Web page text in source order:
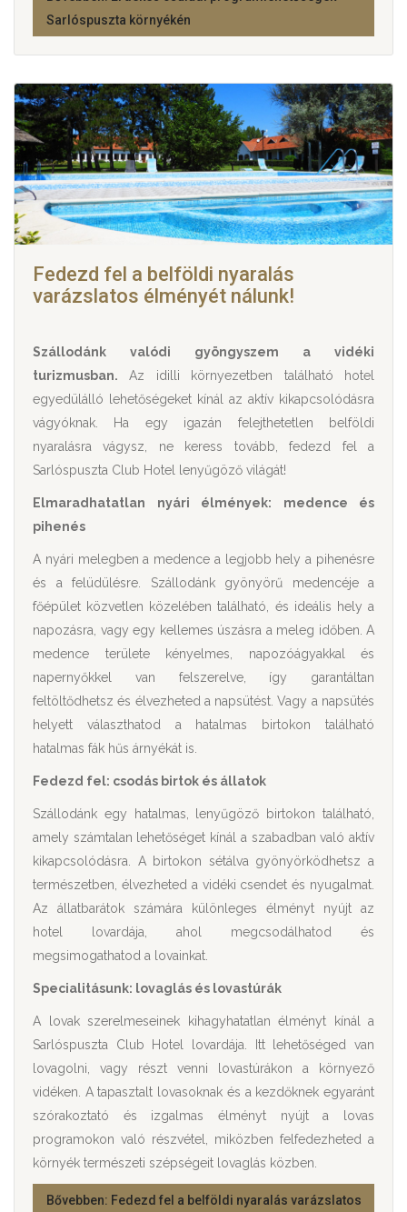
Sarlóspuszta környékén
Fedezd fel a belföldi nyaralás
varázslatos élményét nálunk!
Szállodánk valódi gyöngyszem a vidéki
turizmusban. Az idilli környezetben található hotel
egyedülálló lehetőségeket kínál az aktív kikapcsolódásra
vágyóknak. Ha egy igazán felejthetetlen belföldi
nyaralásra vágysz, ne keress tovább, fedezd fel a
Sarlóspuszta Club Hotel lenyűgöző világát!
Elmaradhatatlan nyári élmények: medence és
pihenés
A nyári melegben a medence a legjobb hely a pihenésre
és a felüdülésre. Szállodánk gyönyörű medencéje a
főépület közvetlen közelében található, és ideális hely a
napozásra, vagy egy kellemes úszásra a meleg időben. A
medence területe kényelmes, napozóágyakkal és
napernyőkkel van felszerelve, így garantáltan
feltöltődhetsz és élvezheted a napsütést. Vagy a napsütés
helyett választhatod a hatalmas birtokon található
hatalmas fák hűs árnyékát is.
Fedezd fel: csodás birtok és állatok
Szállodánk egy hatalmas, lenyűgöző birtokon található,
amely számtalan lehetőséget kínál a szabadban való aktív
kikapcsolódásra. A birtokon sétálva gyönyörködhetsz a
természetben, élvezheted a vidéki csendet és nyugalmat.
Az állatbarátok számára különleges élményt nyújt az
hotel lovardája, ahol megcsodálhatod és
megsimogathatod a lovainkat.
Specialitásunk: lovaglás és lovastúrák
A lovak szerelmeseinek kihagyhatatlan élményt kínál a
Sarlóspuszta Club Hotel lovardája. Itt lehetőséged van
lovagolni, vagy részt venni lovastúrákon a környező
vidéken. A tapasztalt lovasoknak és a kezdőknek egyaránt
szórakoztató és izgalmas élményt nyújt a lovas
programokon való részvétel, miközben felfedezheted a
környék természeti szépségeit lovaglás közben.
Bővebben: Fedezd fel a belföldi nyaralás varázslatos